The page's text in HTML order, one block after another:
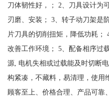
刀体韧性好，； 2、刀具设计为
刃磨、安装； 3、转子动刀架是
片刀具的切削扭矩，降低功耗；
改善工作环境； 5、配备相序过
源, 电机失相或过载能及时切断
构紧凑，不藏料，易清理，使用
顾客至上、价格合理、产品可